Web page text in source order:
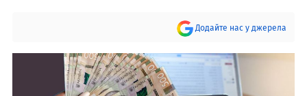
Додайте нас у джерела